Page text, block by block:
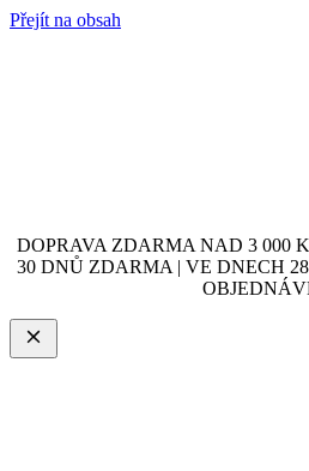
Přejít na obsah
DOPRAVA ZDARMA NAD 3 000
30 DNŮ ZDARMA | VE DNECH